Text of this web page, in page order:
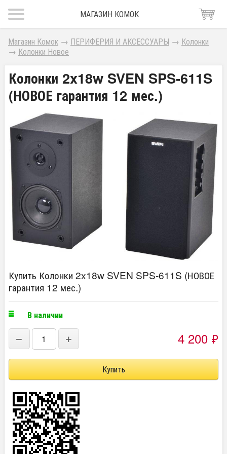
МАГАЗИН КОМОК
Магазин Комок → ПЕРИФЕРИЯ И АКСЕССУАРЫ → Колонки
→ Колонки Новое
Колонки 2x18w SVEN SPS-611S
(НОВОЕ гарантия 12 мес.)
Купить Колонки 2x18w SVEN SPS-611S (НОВОЕ
гарантия 12 мес.)
В наличии
− + 4 200 ₽